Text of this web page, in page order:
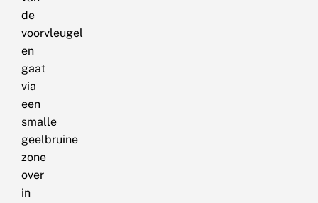
de
voorvleugel
en
gaat
via
een
smalle
geelbruine
zone
over
in